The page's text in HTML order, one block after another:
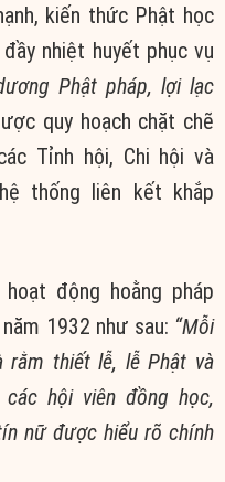
kiến thức Phật học
nhiệt huyết phục vụ
Phật pháp, lợi lạc
quy hoạch chặt chẽ
Tỉnh hội, Chi hội và
thống liên kết khắp
động hoằng pháp
1932 như sau: “Mỗi
rằm thiết lễ, lễ Phật và
hội viên đồng học,
nữ được hiểu rõ chính